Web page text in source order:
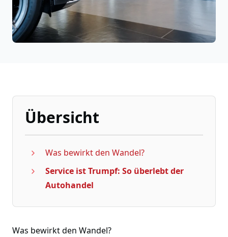
Was bewirkt den Wandel?
Übersicht
Was bewirkt den Wandel?
Service ist Trumpf: So überlebt der
Autohandel